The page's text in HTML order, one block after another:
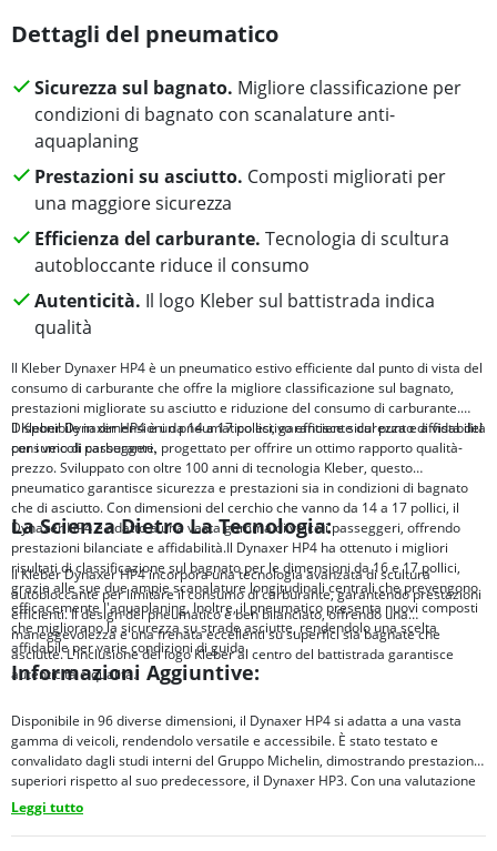
Dettagli del pneumatico
Sicurezza sul bagnato. Migliore classificazione per
condizioni di bagnato con scanalature anti-
aquaplaning
Prestazioni su asciutto. Composti migliorati per
una maggiore sicurezza
Efficienza del carburante. Tecnologia di scultura
autobloccante riduce il consumo
Autenticità. Il logo Kleber sul battistrada indica
qualità
Il Kleber Dynaxer HP4 è un pneumatico estivo efficiente dal punto di vista del
consumo di carburante che offre la migliore classificazione sul bagnato,
prestazioni migliorate su asciutto e riduzione del consumo di carburante.
Disponibile in dimensioni da 14 a 17 pollici, garantisce sicurezza e affidabilità
per i veicoli passeggeri.
Il Kleber Dynaxer HP4 è un pneumatico estivo efficiente dal punto di vista del
consumo di carburante, progettato per offrire un ottimo rapporto qualità-
prezzo. Sviluppato con oltre 100 anni di tecnologia Kleber, questo
pneumatico garantisce sicurezza e prestazioni sia in condizioni di bagnato
che di asciutto. Con dimensioni del cerchio che vanno da 14 a 17 pollici, il
Dynaxer HP4 è adatto a una vasta gamma di veicoli passeggeri, offrendo
prestazioni bilanciate e affidabilità.Il Dynaxer HP4 ha ottenuto i migliori
risultati di classificazione sul bagnato per le dimensioni da 16 e 17 pollici,
grazie alle sue due ampie scanalature longitudinali centrali che prevengono
efficacemente l'aquaplaning. Inoltre, il pneumatico presenta nuovi composti
che migliorano la sicurezza su strade asciutte, rendendolo una scelta
affidabile per varie condizioni di guida.
La Scienza Dietro La Tecnologia:
Il Kleber Dynaxer HP4 incorpora una tecnologia avanzata di scultura
autobloccante per limitare il consumo di carburante, garantendo prestazioni
efficienti. Il design del pneumatico è ben bilanciato, offrendo una
maneggevolezza e una frenata eccellenti su superfici sia bagnate che
asciutte. L'inclusione del logo Kleber al centro del battistrada garantisce
autenticità e qualità.
Informazioni Aggiuntive:
Disponibile in 96 diverse dimensioni, il Dynaxer HP4 si adatta a una vasta
gamma di veicoli, rendendolo versatile e accessibile. È stato testato e
convalidato dagli studi interni del Gruppo Michelin, dimostrando prestazioni
superiori rispetto al suo predecessore, il Dynaxer HP3. Con una valutazione
C per la resistenza al rotolamento, il Dynaxer HP4 offre una migliore
efficienza del carburante.
Leggi tutto